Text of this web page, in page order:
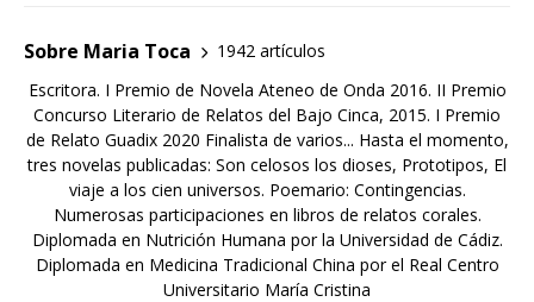
Sobre Maria Toca
1942 artículos
Escritora. I Premio de Novela Ateneo de Onda 2016. II Premio
Concurso Literario de Relatos del Bajo Cinca, 2015. I Premio
de Relato Guadix 2020 Finalista de varios... Hasta el momento,
tres novelas publicadas: Son celosos los dioses, Prototipos, El
viaje a los cien universos. Poemario: Contingencias.
Numerosas participaciones en libros de relatos corales.
Diplomada en Nutrición Humana por la Universidad de Cádiz.
Diplomada en Medicina Tradicional China por el Real Centro
Universitario María Cristina